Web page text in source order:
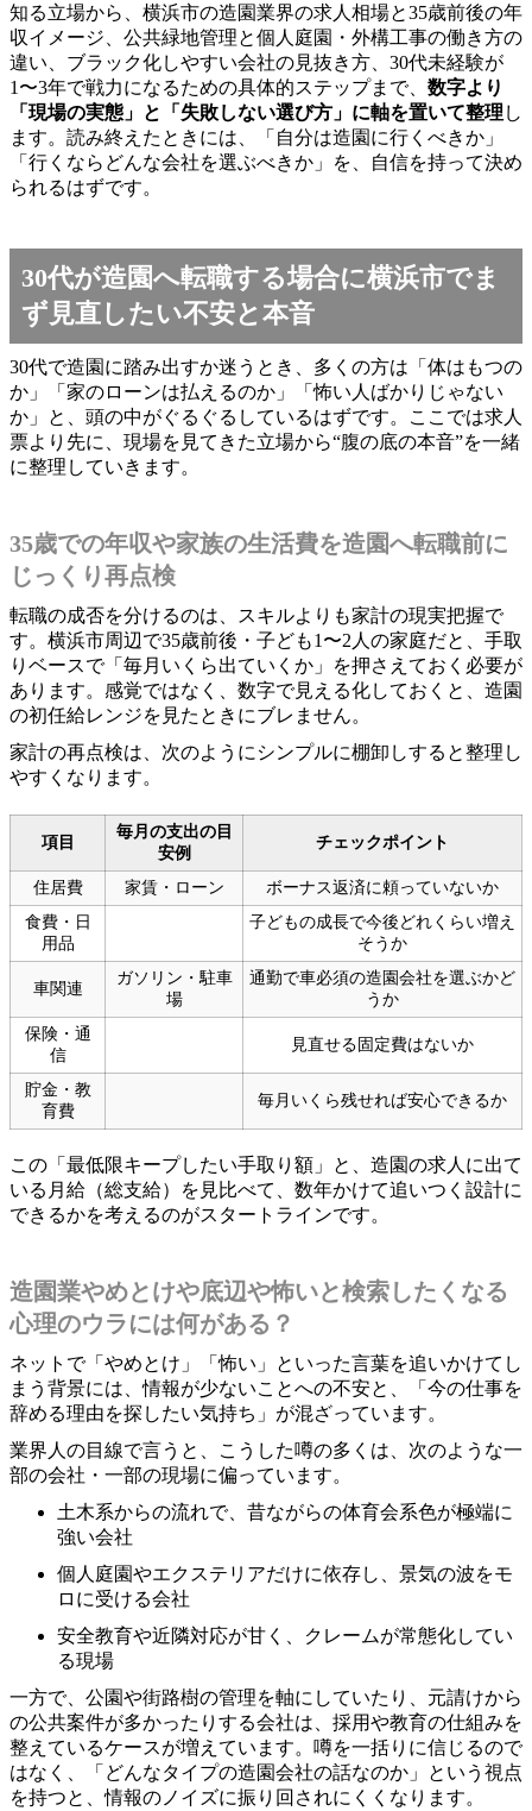
知る立場から、横浜市の造園業界の求人相場と35歳前後の年
収イメージ、公共緑地管理と個人庭園・外構工事の働き方の
違い、ブラック化しやすい会社の見抜き方、30代未経験が
1〜3年で戦力になるための具体的ステップまで、 数字より
「現場の実態」と「失敗しない選び方」に軸を置いて整理 し
ます。読み終えたときには、「自分は造園に行くべきか」
「行くならどんな会社を選ぶべきか」を、自信を持って決め
られるはずです。
30代が造園へ転職する場合に横浜市でま
ず見直したい不安と本音
30代で造園に踏み出すか迷うとき、多くの方は「体はもつの
か」「家のローンは払えるのか」「怖い人ばかりじゃない
か」と、頭の中がぐるぐるしているはずです。ここでは求人
票より先に、現場を見てきた立場から“腹の底の本音”を一緒
に整理していきます。
35歳での年収や家族の生活費を造園へ転職前に
じっくり再点検
転職の成否を分けるのは、スキルよりも家計の現実把握で
す。横浜市周辺で35歳前後・子ども1〜2人の家庭だと、手取
りベースで「毎月いくら出ていくか」を押さえておく必要が
あります。感覚ではなく、数字で見える化しておくと、造園
の初任給レンジを見たときにブレません。
家計の再点検は、次のようにシンプルに棚卸しすると整理し
やすくなります。
項目
毎月の支出の目
安例
チェックポイント
住居費 家賃・ローン
ボーナス返済に頼っていないか
食費・日
用品
子どもの成長で今後どれくらい増え
そうか
車関連
ガソリン・駐車
場
通勤で車必須の造園会社を選ぶかど
うか
保険・通
信
見直せる固定費はないか
貯金・教
育費
毎月いくら残せれば安心できるか
この「最低限キープしたい手取り額」と、造園の求人に出て
いる月給（総支給）を見比べて、数年かけて追いつく設計に
できるかを考えるのがスタートラインです。
造園業やめとけや底辺や怖いと検索したくなる
心理のウラには何がある？
ネットで「やめとけ」「怖い」といった言葉を追いかけてし
まう背景には、情報が少ないことへの不安と、「今の仕事を
辞める理由を探したい気持ち」が混ざっています。
業界人の目線で言うと、こうした噂の多くは、次のような一
部の会社・一部の現場に偏っています。
土木系からの流れで、昔ながらの体育会系色が極端に
強い会社
個人庭園やエクステリアだけに依存し、景気の波をモ
ロに受ける会社
安全教育や近隣対応が甘く、クレームが常態化してい
る現場
一方で、公園や街路樹の管理を軸にしていたり、元請けから
の公共案件が多かったりする会社は、採用や教育の仕組みを
整えているケースが増えています。噂を一括りに信じるので
はなく、「どんなタイプの造園会社の話なのか」という視点
を持つと、情報のノイズに振り回されにくくなります。